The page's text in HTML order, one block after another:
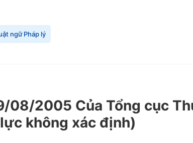
ngữ Pháp lý
08/2005 Của Tổng cục
không xác định)